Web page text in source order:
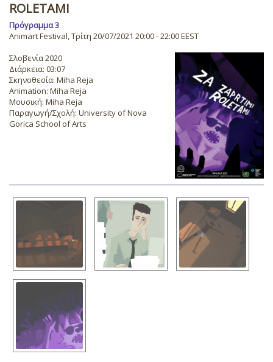
ROLETAMI
Πρόγραμμα 3
Animart Festival, Τρίτη 20/07/2021 20:00 - 22:00 EEST
Σλοβενία 2020
Διάρκεια: 03:07
Σκηνοθεσία: Miha Reja
Animation: Miha Reja
Μουσική: Miha Reja
Παραγωγή/Σχολή: University of Nova
Gorica School of Arts